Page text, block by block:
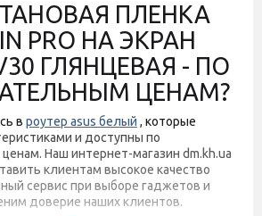
ПЛЕНКА
PRO НА ЭКРАН
ГЛЯНЦЕВАЯ - ПО
ЦЕНАМ?
в роутер asus белый , которые
и доступны по
Наш интернет-магазин dm.kh.ua
клиентам высокое качество
сервис при выборе гаджетов и
доверие наших клиентов.